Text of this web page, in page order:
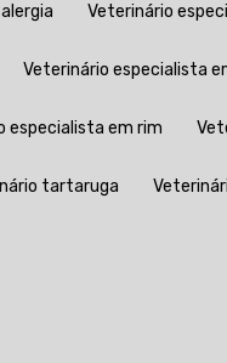
Veterinário
Veterinário especialista
especialista em rim
tartaruga